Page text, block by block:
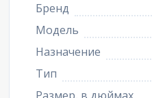
Бренд
Модель
Назначение
Тип